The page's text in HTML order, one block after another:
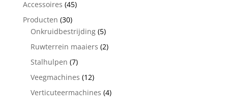
Accessoires (45)
Producten (30)
Onkruidbestrijding (5)
Ruwterrein maaiers (2)
Stalhulpen (7)
Veegmachines (12)
Verticuteermachines (4)